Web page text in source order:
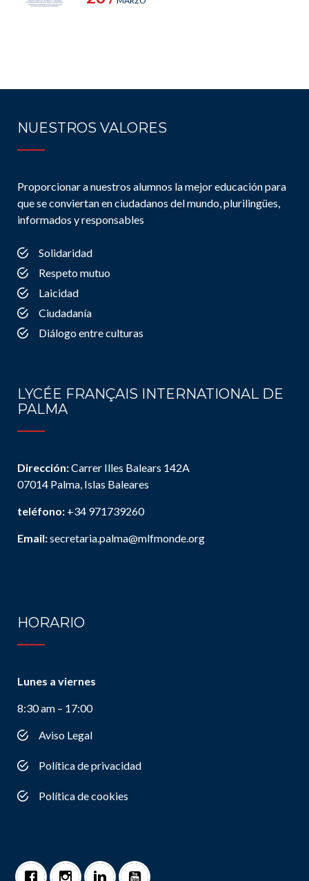
NUESTROS VALORES
Proporcionar a nuestros alumnos la mejor educación para
que se conviertan en ciudadanos del mundo, plurilingües,
informados y responsables
Solidaridad
Respeto mutuo
Laicidad
Ciudadanía
Diálogo entre culturas
LYCÉE FRANÇAIS INTERNATIONAL DE
PALMA
Dirección:Carrer Illes Balears 142A
07014 Palma, Islas Baleares
teléfono: +34 971739260
Email:secretaria.palma@mlfmonde.org
HORARIO
Lunes a viernes
8:30 am – 17:00
Aviso Legal
Política de privacidad
Política de cookies